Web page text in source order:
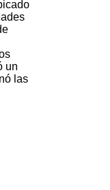
un
las